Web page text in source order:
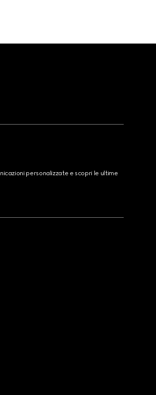
personalizzate e scopri le ultime